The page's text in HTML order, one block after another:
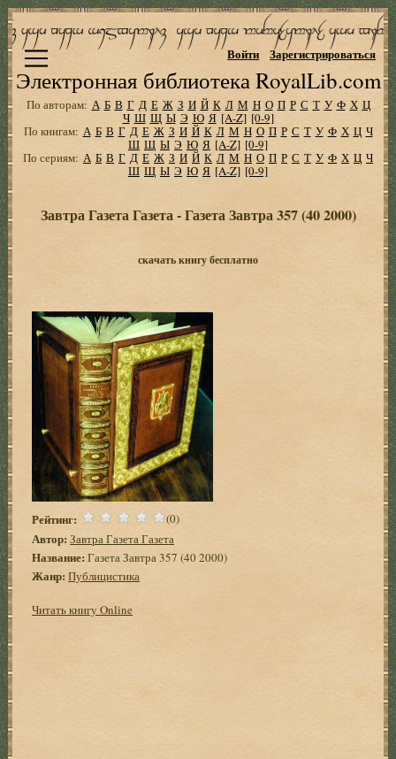
Электронная библиотека RoyalLib.com
Войти Зарегистрироваться
По авторам: А Б В Г Д Е Ж З И Й К Л М Н О П Р С Т У Ф Х Ц
Ч Ш Щ Ы Э Ю Я [A-Z] [0-9]
По книгам: А Б В Г Д Е Ж З И Й К Л М Н О П Р С Т У Ф Х Ц Ч
Ш Щ Ы Э Ю Я [A-Z] [0-9]
По сериям: А Б В Г Д Е Ж З И Й К Л М Н О П Р С Т У Ф Х Ц Ч
Ш Щ Ы Э Ю Я [A-Z] [0-9]
Завтра Газета Газета - Газета Завтра 357 (40 2000)
скачать книгу бесплатно
Рейтинг: (0)
Автор: Завтра Газета Газета
Название: Газета Завтра 357 (40 2000)
Жанр: Публицистика
Читать книгу Online